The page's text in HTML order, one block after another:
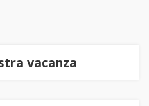
vacanza